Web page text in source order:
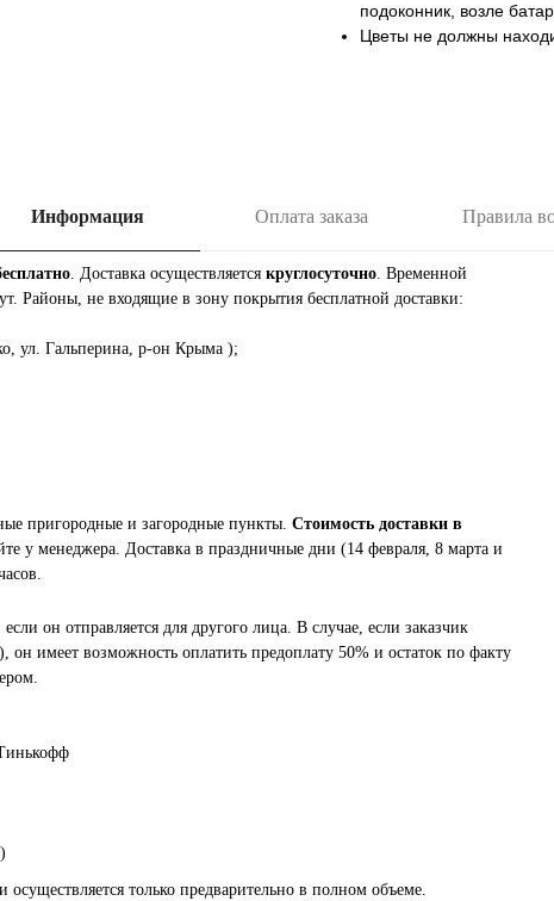
подоконник, возле
Цветы не должны
Информация Оплата заказа Правила
. Доставка осуществляется круглосуточно. Временной
Районы, не входящие в зону покрытия бесплатной доставки:
ул. Гальперина, р-он Крыма );
пригородные и загородные пункты. Стоимость доставки в
у менеджера. Доставка в праздничные дни (14 февраля, 8 марта и
он отправляется для другого лица. В случае, если заказчик
он имеет возможность оплатить предоплату 50% и остаток по факту
только предварительно в полном объеме.